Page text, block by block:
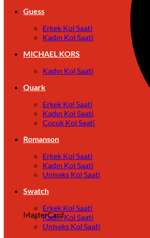
MasterCard
Guess
Erkek Kol Saati
Kadın Kol Saati
MICHAEL KORS
Kadın Kol Saati
Quark
Erkek Kol Saati
Kadın Kol Saati
Çocuk Kol Saati
Romanson
Erkek Kol Saati
Kadın Kol Saati
Uniseks Kol Saati
Swatch
Erkek Kol Saati
Kadın Kol Saati
Uniseks Kol Saati